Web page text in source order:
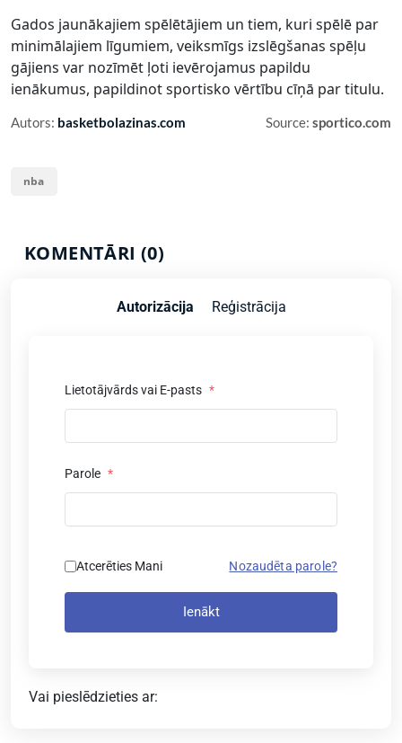
Gados jaunākajiem spēlētājiem un tiem, kuri spēlē par
minimālajiem līgumiem, veiksmīgs izslēgšanas spēļu
gājiens var nozīmēt ļoti ievērojamus papildu
ienākumus, papildinot sportisko vērtību cīņā par titulu.
Autors: basketbolazinas.com Source: sportico.com
nba
KOMENTĀRI (0)
Autorizācija Reģistrācija
Lietotājvārds vai E-pasts *
Parole *
Atcerēties Mani Nozaudēta parole?
Ienākt
Vai pieslēdzieties ar: